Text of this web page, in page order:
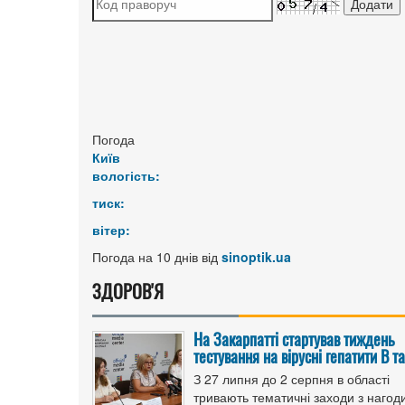
Погода
Київ
вологість:
тиск:
вітер:
Погода на 10 днів від sinoptik.ua
ЗДОРОВ'Я
На Закарпатті стартував тиждень
тестування на вірусні гепатити B
З 27 липня до 2 серпня в області
тривають тематичні заходи з